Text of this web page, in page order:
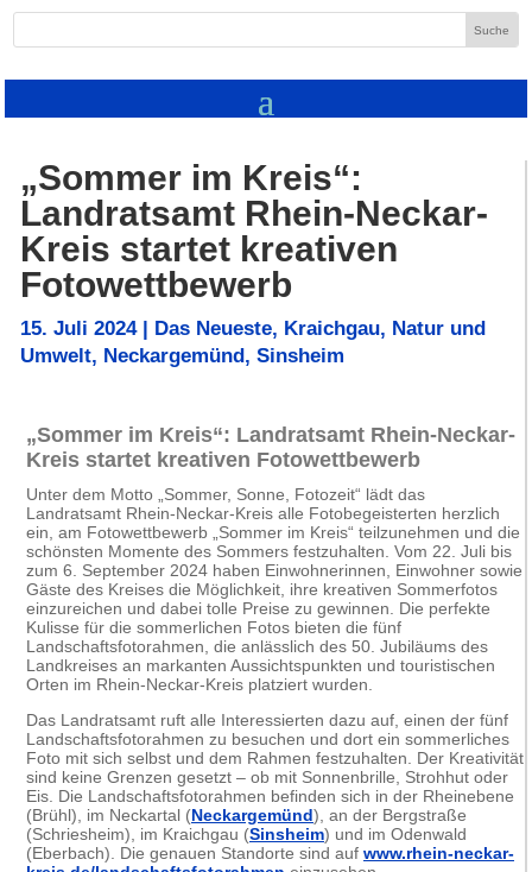
„Sommer im Kreis“:
Landratsamt Rhein-Neckar-
Kreis startet kreativen
Fotowettbewerb
15. Juli 2024| Das Neueste, Kraichgau, Natur und
Umwelt, Neckargemünd, Sinsheim
„Sommer im Kreis“: Landratsamt Rhein-Neckar-
Kreis startet kreativen Fotowettbewerb
Unter dem Motto „Sommer, Sonne, Fotozeit“ lädt das
Landratsamt Rhein-Neckar-Kreis alle Fotobegeisterten herzlich
ein, am Fotowettbewerb „Sommer im Kreis“ teilzunehmen und die
schönsten Momente des Sommers festzuhalten. Vom 22. Juli bis
zum 6. September 2024 haben Einwohnerinnen, Einwohner sowie
Gäste des Kreises die Möglichkeit, ihre kreativen Sommerfotos
einzureichen und dabei tolle Preise zu gewinnen. Die perfekte
Kulisse für die sommerlichen Fotos bieten die fünf
Landschaftsfotorahmen, die anlässlich des 50. Jubiläums des
Landkreises an markanten Aussichtspunkten und touristischen
Orten im Rhein-Neckar-Kreis platziert wurden.
Das Landratsamt ruft alle Interessierten dazu auf, einen der fünf
Landschaftsfotorahmen zu besuchen und dort ein sommerliches
Foto mit sich selbst und dem Rahmen festzuhalten. Der Kreativität
sind keine Grenzen gesetzt – ob mit Sonnenbrille, Strohhut oder
Eis. Die Landschaftsfotorahmen befinden sich in der Rheinebene
(Brühl), im Neckartal (Neckargemünd), an der Bergstraße
(Schriesheim), im Kraichgau (Sinsheim) und im Odenwald
(Eberbach). Die genauen Standorte sind auf www.rhein-neckar-